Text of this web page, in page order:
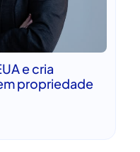
e cria
propriedade